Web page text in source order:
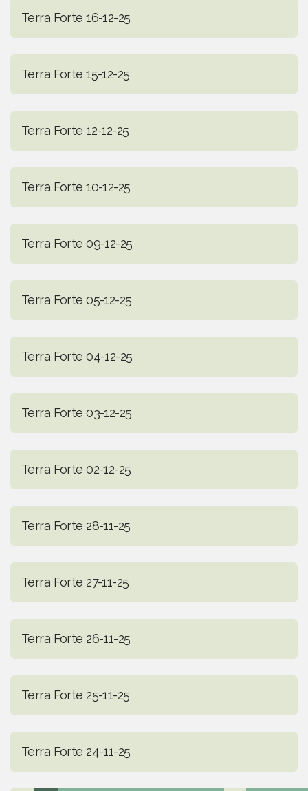
Terra Forte 16-12-25
Terra Forte 15-12-25
Terra Forte 12-12-25
Terra Forte 10-12-25
Terra Forte 09-12-25
Terra Forte 05-12-25
Terra Forte 04-12-25
Terra Forte 03-12-25
Terra Forte 02-12-25
Terra Forte 28-11-25
Terra Forte 27-11-25
Terra Forte 26-11-25
Terra Forte 25-11-25
Terra Forte 24-11-25